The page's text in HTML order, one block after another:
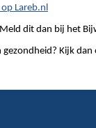
Lareb.nl
dit dan bij het
Kijk dan